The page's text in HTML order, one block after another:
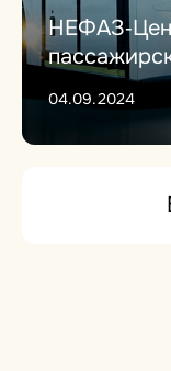
04.09.2024